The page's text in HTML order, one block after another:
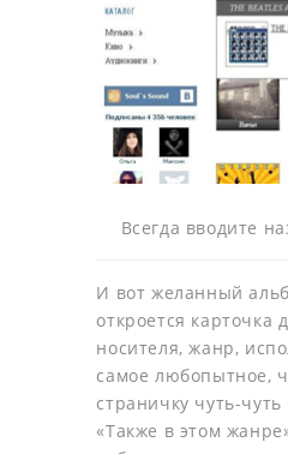
Всегда вводите
И вот желанный
откроется
носителя, жанр,
самое любопытное,
страничку чуть-
«Также в этом